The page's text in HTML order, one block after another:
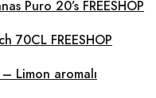
Puro 20’s FREESHOP
70CL FREESHOP
Limon aromalı